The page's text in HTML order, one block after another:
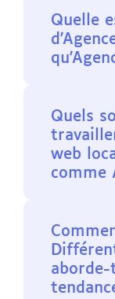
Quelle
Quels
web
comme